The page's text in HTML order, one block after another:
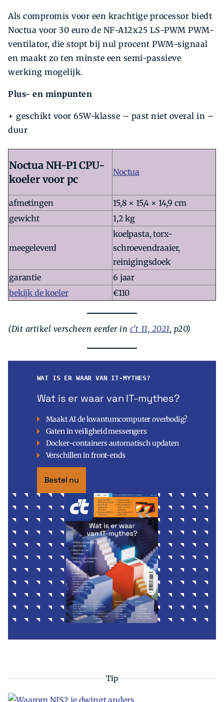
Als compromis voor een krachtige processor biedt
Noctua voor 30 euro de NF-A12x25 LS-PWM PWM-
ventilator, die stopt bij nul procent PWM-signaal
en maakt zo ten minste een semi-­passieve
werking mogelijk.
Plus- en minpunten
+ geschikt voor 65W-klasse – past niet overal in –
duur
Noctua NH-P1 CPU-
koeler voor pc
Noctua
afmetingen
15,8 × 15,4 × 14,9 cm
gewicht
1,2 kg
meegeleverd
koelpasta, torx-
schroevendraaier,
reinigingsdoek
garantie
6 jaar
bekijk de koeler
€110
(Dit artikel verscheen eerder in c’t 11, 2021, p20)
WAT IS ER WAAR VAN IT-MYTHES?
Wat is er waar van IT-mythes?
Maakt AI de kwantumcomputer overbodig?
Gaten in veiligheid messengers
Docker-containers automatisch updaten
Verschillen in front-ends
Bestel nu
Tip